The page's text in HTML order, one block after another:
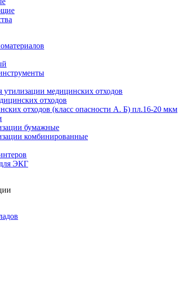
медицинских отходов
отходов
отходов (класс опасности А. Б) пл.16-20 мкм
бумажные
комбинированные
ЭКГ